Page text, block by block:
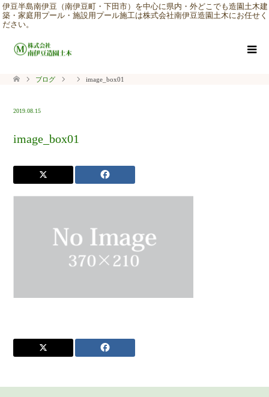
伊豆半島南伊豆（南伊豆町・下田市）を中心に県内・外どこでも造園土木建
築・家庭用プール・施設用プール施工は株式会社南伊豆造園土木にお任せく
ださい。
ブログ image_box01
2019.08.15
image_box01